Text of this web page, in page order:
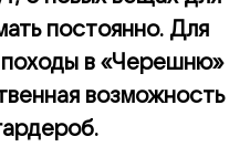
постоянно. Для
в «Черешню»
возможность